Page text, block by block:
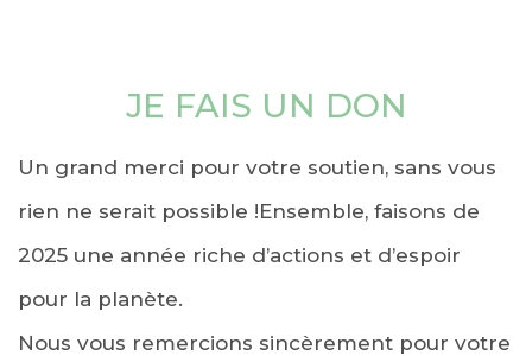
JE FAIS UN DON
Un grand merci pour votre soutien, sans vous
rien ne serait possible !Ensemble, faisons de
2025 une année riche d’actions et d’espoir
pour la planète.
Nous vous remercions sincèrement pour votre